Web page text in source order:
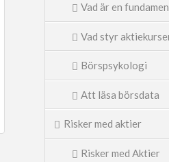
Vad är en
Vad styr
Börspsykologi
Att läsa börsdata
Risker med aktier
Risker med Aktier